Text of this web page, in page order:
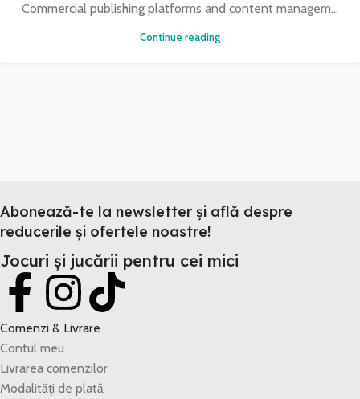
Commercial publishing platforms and content managem...
Continue reading
Abonează-te la newsletter și află despre
reducerile și ofertele noastre!
Jocuri și jucării pentru cei mici
Comenzi & Livrare
Contul meu
Livrarea comenzilor
Modalități de plată